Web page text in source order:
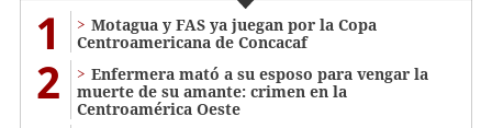
1
Motagua y FAS ya juegan por la Copa
Centroamericana de Concacaf
2
Enfermera mató a su esposo para vengar la
muerte de su amante: crimen en la
Centroamérica Oeste